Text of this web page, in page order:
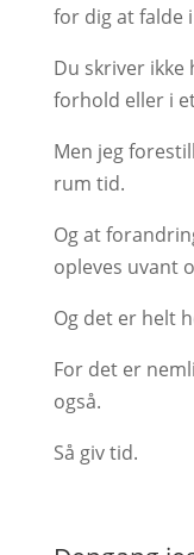
for dig at falde
Du skriver
forhold eller i
Men jeg
rum tid.
Og at
opleves uvant
Og det er helt
For det er
også.
Så giv tid.